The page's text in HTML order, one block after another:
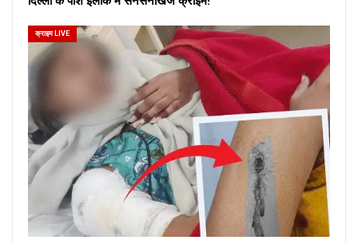
क्राइम LIVE